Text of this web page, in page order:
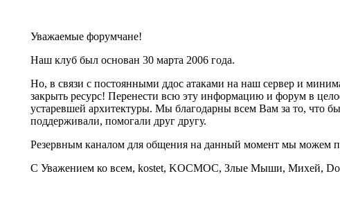
Уважаемые форумчане!
Наш клуб был основан 30 марта 2006 года.
Но, в связи с постоянными ддос атаками на наш сервер и
закрыть ресурс! Перенести всю эту информацию и форум в
устаревшей архитектуры. Мы благодарны всем Вам за то, что
поддерживали, помогали друг другу.
Резервным каналом для общения на данный момент мы можем
С Уважением ко всем, kostet, KOCMOC, Злые Мыши, Михей,